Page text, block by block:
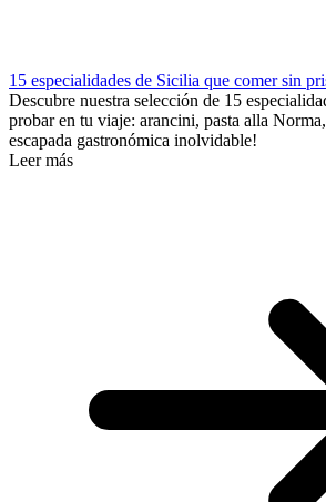
15 especialidades de Sicilia que comer sin
Descubre nuestra selección de 15
probar en tu viaje: arancini, pasta alla
escapada gastronómica inolvidable!
Leer más